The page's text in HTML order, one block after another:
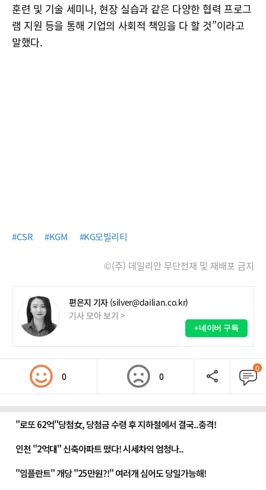
훈련 및 기술 세미나, 현장 실습과 같은 다양한 협력 프로그
램 지원 등을 통해 기업의 사회적 책임을 다 할 것”이라고
말했다.
#CSR #KGM #KG모빌리티
©(주) 데일리안 무단전재 및 재배포 금지
편은지 기자 (silver@dailian.co.kr)
기사 모아 보기 >
+네이버 구독
0 0
0